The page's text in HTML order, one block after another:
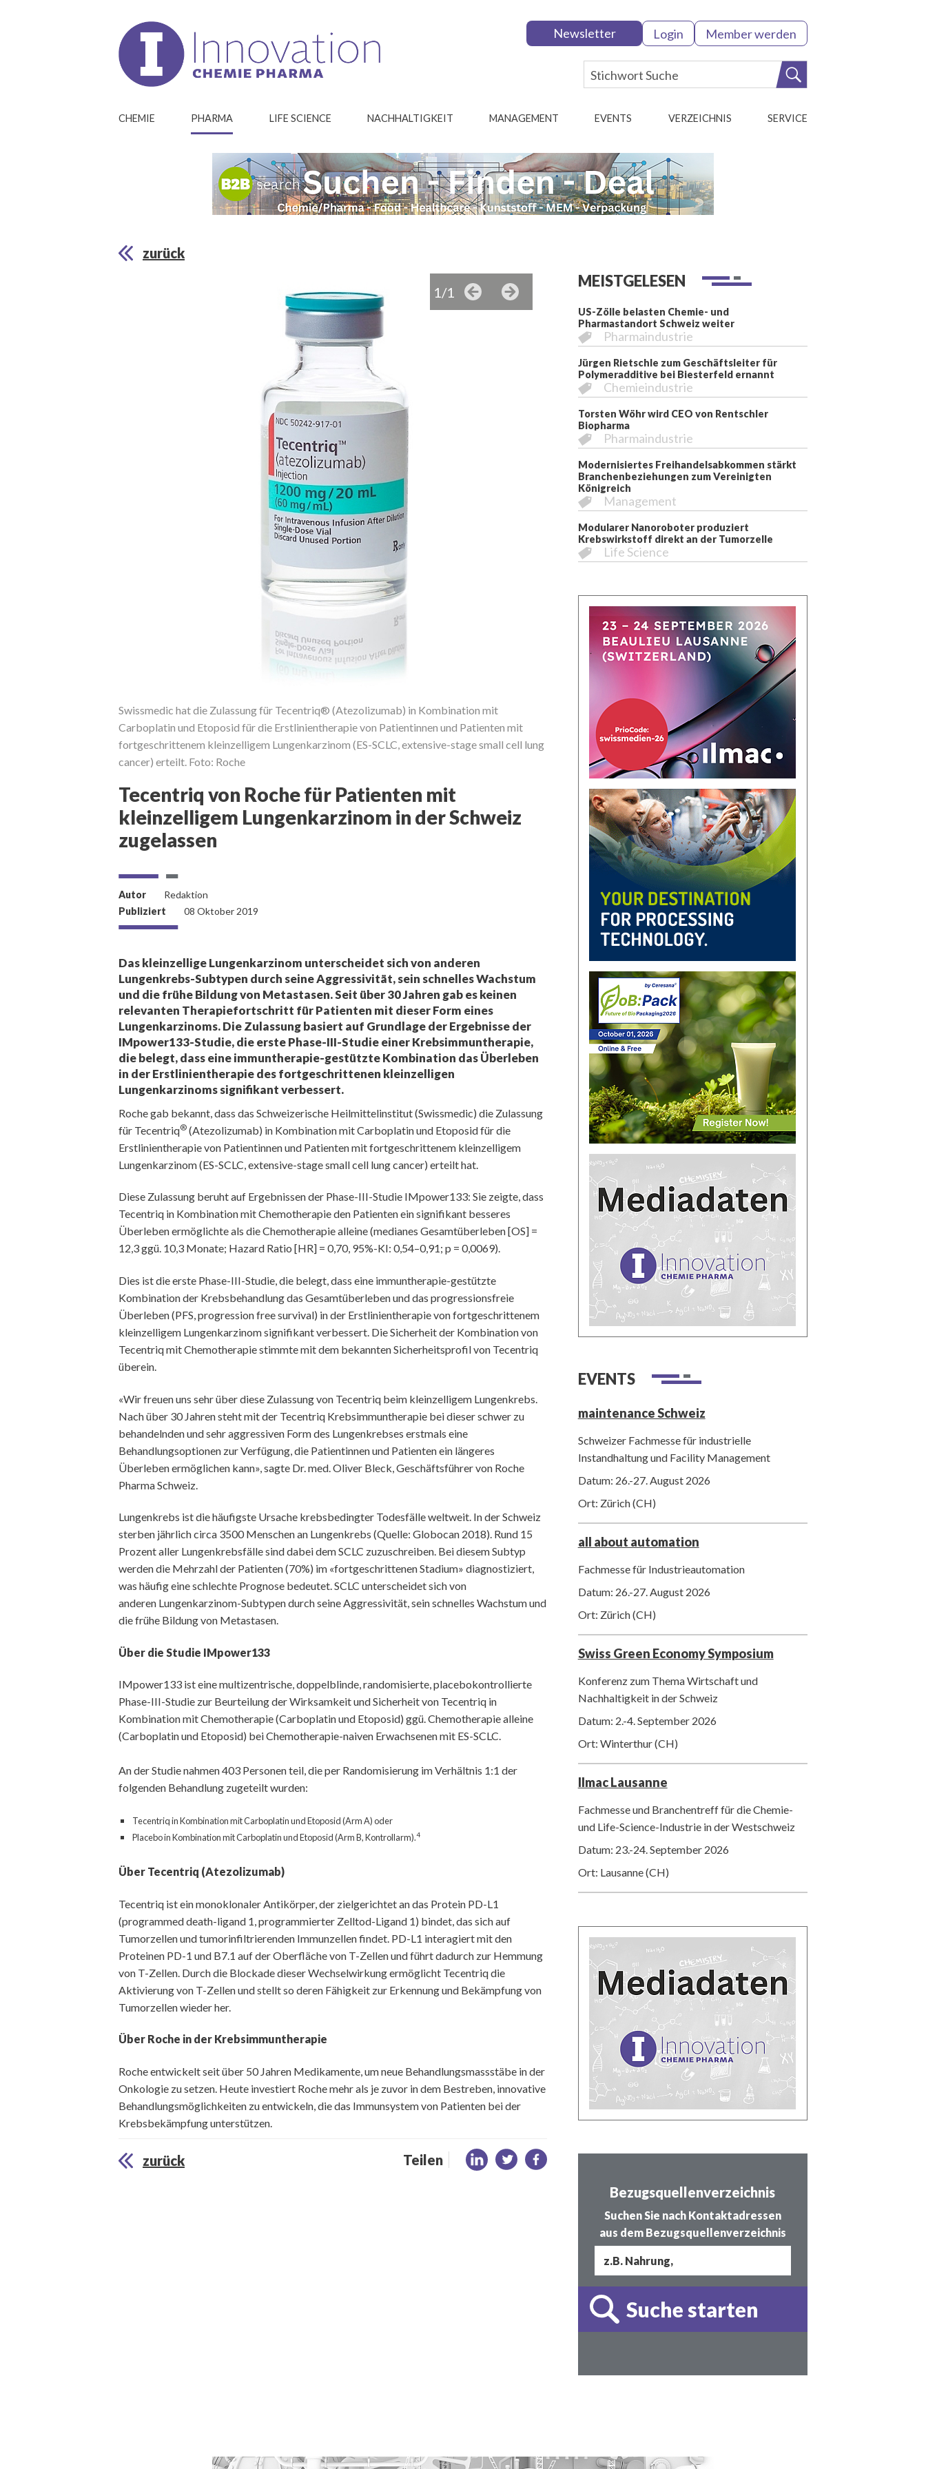
Newsletter Login Member werden
CHEMIE PHARMA LIFE SCIENCE NACHHALTIGKEIT MANAGEMENT EVENTS VERZEICHNIS SERVICE
zurück
Swissmedic hat die Zulassung für Tecentriq® (Atezolizumab) in Kombination mit
Carboplatin und Etoposid für die Erstlinientherapie von Patientinnen und Patienten mit
fortgeschrittenem kleinzelligem Lungenkarzinom (ES-SCLC, extensive-stage small cell lung
cancer) erteilt. Foto: Roche
1/1
Tecentriq von Roche für Patienten mit
kleinzelligem Lungenkarzinom in der Schweiz
zugelassen
Autor
Redaktion
Publiziert
08 Oktober 2019
Das kleinzellige Lungenkarzinom unterscheidet sich von anderen
Lungenkrebs-Subtypen durch seine Aggressivität, sein schnelles Wachstum
und die frühe Bildung von Metastasen. Seit über 30 Jahren gab es keinen
relevanten Therapiefortschritt für Patienten mit dieser Form eines
Lungenkarzinoms. Die Zulassung basiert auf Grundlage der Ergebnisse der
IMpower133-Studie, die erste Phase-III-Studie einer Krebsimmuntherapie,
die belegt, dass eine immuntherapie-gestützte Kombination das Überleben
in der Erstlinientherapie des fortgeschrittenen kleinzelligen
Lungenkarzinoms signifikant verbessert.
Roche gab bekannt, dass das Schweizerische Heilmittelinstitut (Swissmedic) die Zulassung
für Tecentriq® (Atezolizumab) in Kombination mit Carboplatin und Etoposid für die
Erstlinientherapie von Patientinnen und Patienten mit fortgeschrittenem kleinzelligem
Lungenkarzinom (ES-SCLC, extensive-stage small cell lung cancer) erteilt hat.
Diese Zulassung beruht auf Ergebnissen der Phase-III-Studie IMpower133: Sie zeigte, dass
Tecentriq in Kombination mit Chemotherapie den Patienten ein signifikant besseres
Überleben ermöglichte als die Chemotherapie alleine (medianes Gesamtüberleben [OS] =
12,3 ggü. 10,3 Monate; Hazard Ratio [HR] = 0,70, 95%-KI: 0,54–0,91; p = 0,0069).
Dies ist die erste Phase-III-Studie, die belegt, dass eine immuntherapie-gestützte
Kombination der Krebsbehandlung das Gesamtüberleben und das progressionsfreie
Überleben (PFS, progression free survival) in der Erstlinientherapie von fortgeschrittenem
kleinzelligem Lungenkarzinom signifikant verbessert. Die Sicherheit der Kombination von
Tecentriq mit Chemotherapie stimmte mit dem bekannten Sicherheitsprofil von Tecentriq
überein.
«Wir freuen uns sehr über diese Zulassung von Tecentriq beim kleinzelligem Lungenkrebs.
Nach über 30 Jahren steht mit der Tecentriq Krebsimmuntherapie bei dieser schwer zu
behandelnden und sehr aggressiven Form des Lungenkrebses erstmals eine
Behandlungsoptionen zur Verfügung, die Patientinnen und Patienten ein längeres
Überleben ermöglichen kann», sagte Dr. med. Oliver Bleck, Geschäftsführer von Roche
Pharma Schweiz.
Lungenkrebs ist die häufigste Ursache krebsbedingter Todesfälle weltweit. In der Schweiz
sterben jährlich circa 3500 Menschen an Lungenkrebs (Quelle: Globocan 2018). Rund 15
Prozent aller Lungenkrebsfälle sind dabei dem SCLC zuzuschreiben. Bei diesem Subtyp
werden die Mehrzahl der Patienten (70%) im «fortgeschrittenen Stadium» diagnostiziert,
was häufig eine schlechte Prognose bedeutet. SCLC unterscheidet sich von
anderen Lungenkarzinom-Subtypen durch seine Aggressivität, sein schnelles Wachstum und
die frühe Bildung von Metastasen.
Über die Studie IMpower133
IMpower133 ist eine multizentrische, doppelblinde, randomisierte, placebokontrollierte
Phase-III-Studie zur Beurteilung der Wirksamkeit und Sicherheit von Tecentriq in
Kombination mit Chemotherapie (Carboplatin und Etoposid) ggü. Chemotherapie alleine
(Carboplatin und Etoposid) bei Chemotherapie-naiven Erwachsenen mit ES-SCLC.
An der Studie nahmen 403 Personen teil, die per Randomisierung im Verhältnis 1:1 der
folgenden Behandlung zugeteilt wurden:
Tecentriq in Kombination mit Carboplatin und Etoposid (Arm A) oder
Placebo in Kombination mit Carboplatin und Etoposid (Arm B, Kontrollarm).4
Über Tecentriq (Atezolizumab)
Tecentriq ist ein monoklonaler Antikörper, der zielgerichtet an das Protein PD-L1
(programmed death-ligand 1, programmierter Zelltod-Ligand 1) bindet, das sich auf
Tumorzellen und tumorinfiltrierenden Immunzellen findet. PD-L1 interagiert mit den
Proteinen PD-1 und B7.1 auf der Oberfläche von T-Zellen und führt dadurch zur Hemmung
von T-Zellen. Durch die Blockade dieser Wechselwirkung ermöglicht Tecentriq die
Aktivierung von T-Zellen und stellt so deren Fähigkeit zur Erkennung und Bekämpfung von
Tumorzellen wieder her.
Über Roche in der Krebsimmuntherapie
Roche entwickelt seit über 50 Jahren Medikamente, um neue Behandlungsmassstäbe in der
Onkologie zu setzen. Heute investiert Roche mehr als je zuvor in dem Bestreben, innovative
Behandlungsmöglichkeiten zu entwickeln, die das Immunsystem von Patienten bei der
Krebsbekämpfung unterstützen.
zurück Teilen
MEISTGELESEN
US-Zölle belasten Chemie- und
Pharmastandort Schweiz weiter
Pharmaindustrie
Jürgen Rietschle zum Geschäftsleiter für
Polymeradditive bei Biesterfeld ernannt
Chemieindustrie
Torsten Wöhr wird CEO von Rentschler
Biopharma
Pharmaindustrie
Modernisiertes Freihandelsabkommen stärkt
Branchenbeziehungen zum Vereinigten
Königreich
Management
Modularer Nanoroboter produziert
Krebswirkstoff direkt an der Tumorzelle
Life Science
EVENTS
maintenance Schweiz
Schweizer Fachmesse für industrielle
Instandhaltung und Facility Management
Datum: 26.-27. August 2026
Ort: Zürich (CH)
all about automation
Fachmesse für Industrieautomation
Datum: 26.-27. August 2026
Ort: Zürich (CH)
Swiss Green Economy Symposium
Konferenz zum Thema Wirtschaft und
Nachhaltigkeit in der Schweiz
Datum: 2.-4. September 2026
Ort: Winterthur (CH)
Ilmac Lausanne
Fachmesse und Branchentreff für die Chemie-
und Life-Science-Industrie in der Westschweiz
Datum: 23.-24. September 2026
Ort: Lausanne (CH)
Bezugsquellenverzeichnis
Suchen Sie nach Kontaktadressen
aus dem Bezugsquellenverzeichnis